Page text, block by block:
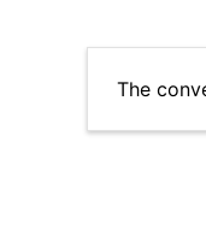
The